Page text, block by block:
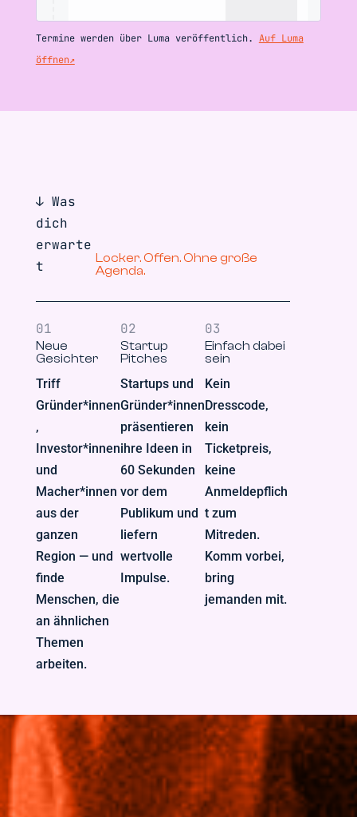
Termine werden über Luma veröffentlich. Auf Luma
öffnen↗
↓ Was
dich
erwarte
t
Locker. Offen. Ohne große
Agenda.
01
Neue
Gesichter
Triff
Gründer*innen
,
Investor*innen
und
Macher*innen
aus der
ganzen
Region — und
finde
Menschen, die
an ähnlichen
Themen
arbeiten.
02
Startup
Pitches
Startups und
Gründer*innen
präsentieren
ihre Ideen in
60 Sekunden
vor dem
Publikum und
liefern
wertvolle
Impulse.
03
Einfach dabei
sein
Kein
Dresscode,
kein
Ticketpreis,
keine
Anmeldepflich
t zum
Mitreden.
Komm vorbei,
bring
jemanden mit.